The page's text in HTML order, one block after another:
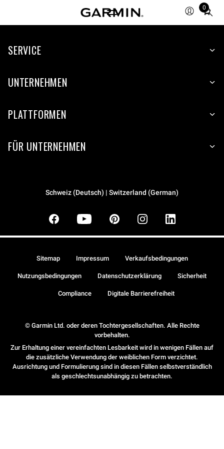
0
Total
items
cart:
SERVICE
UNTERNEHMEN
PLATTFORMEN
FÜR UNTERNEHMEN
Schweiz (Deutsch) | Switzerland (German)
© Garmin Ltd. oder deren Tochtergesellschaften. Alle Rechte
vorbehalten.
Zur Erhaltung einer vereinfachten Lesbarkeit wird in wenigen Fällen auf
die zusätzliche Verwendung der weiblichen Form verzichtet.
Ausrichtung und Formulierung sind in diesen Fällen selbstverständlich
als geschlechtsunabhängig zu betrachten.
Sitemap Impressum Verkaufsbedingungen
Nutzungsbedingungen Datenschutzerklärung Sicherheit
Compliance Digitale Barrierefreiheit